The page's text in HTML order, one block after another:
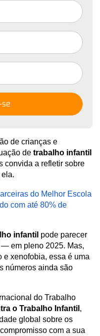
de crianças e
de trabalho infantil
convida a refletir sobre
do Melhor Escola
com até 80% de
infantil pode parecer
em pleno 2025. Mas,
e xenofobia, essa é uma
números ainda são
do Trabalho
o Trabalho Infantil ,
global sobre os
com a sua